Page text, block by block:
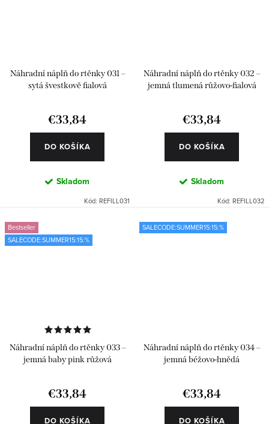
Náhradní náplň do rtěnky 031 –
sytá švestkově fialová
€33,84
DO KOŠÍKA
Skladom
Kód: REFILL031
Náhradní náplň do rtěnky 032 –
jemná tlumená růžovo-fialová
€33,84
DO KOŠÍKA
Skladom
Kód: REFILL032
Bestseller
SALECODE:SUMMER15:15:%
Náhradní náplň do rtěnky 033 –
jemná baby pink růžová
€33,84
DO KOŠÍKA
SALECODE:SUMMER15:15:%
Náhradní náplň do rtěnky 034 –
jemná béžovo-hnědá
€33,84
DO KOŠÍKA